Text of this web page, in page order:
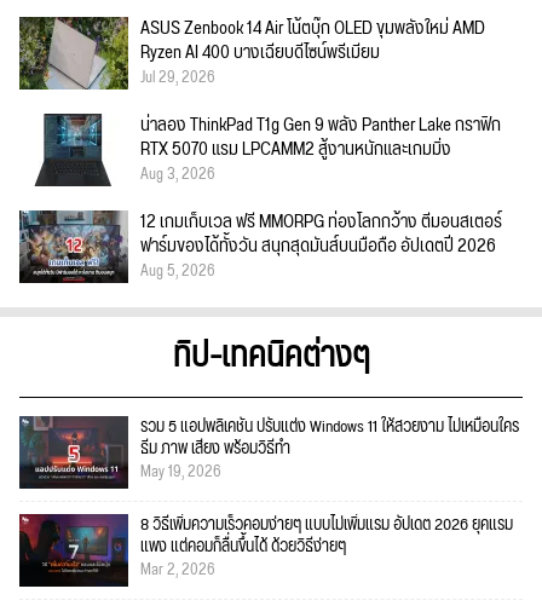
ASUS Zenbook 14 Air โน้ตบุ๊ก OLED ขุมพลังใหม่ AMD
Ryzen AI 400 บางเฉียบดีไซน์พรีเมียม
Jul 29, 2026
น่าลอง ThinkPad T1g Gen 9 พลัง Panther Lake กราฟิก
RTX 5070 แรม LPCAMM2 สู้งานหนักและเกมมิ่ง
Aug 3, 2026
12 เกมเก็บเวล ฟรี MMORPG ท่องโลกกว้าง ตีมอนสเตอร์
ฟาร์มของได้ทั้งวัน สนุกสุดมันส์บนมือถือ อัปเดตปี 2026
Aug 5, 2026
ทิป-เทคนิคต่างๆ
รวม 5 แอปพลิเคชัน ปรับแต่ง Windows 11 ให้สวยงาม ไม่เหมือนใคร
ธีม ภาพ เสียง พร้อมวิธีทำ
May 19, 2026
8 วิธีเพิ่มความเร็วคอมง่ายๆ แบบไม่เพิ่มแรม อัปเดต 2026 ยุคแรม
แพง แต่คอมก็ลื่นขึ้นได้ ด้วยวิธีง่ายๆ
Mar 2, 2026